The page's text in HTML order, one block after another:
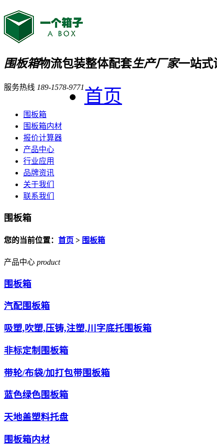
围板箱物流包装整体配套生产厂家一站式
服务热线 189-1578-9771 首页
围板箱
围板箱内材
报价计算器
产品中心
行业应用
品牌资讯
关于我们
联系我们
围板箱
您的当前位置： 首页 > 围板箱
产品中心 product
围板箱
汽配围板箱
吸塑,吹塑,压铸,注塑,川字底托围板箱
非标定制围板箱
带轮/布袋/加打包带围板箱
蓝色绿色围板箱
天地盖塑料托盘
围板箱内材